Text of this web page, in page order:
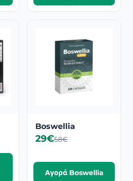
Boswellia
29€58€
Αγορά Boswellia